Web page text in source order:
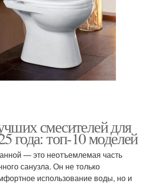
смесителей для
года: топ-10 моделей
— это неотъемлемая часть
санузла. Он не только
использование воды, но и